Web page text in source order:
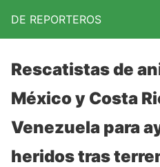
DE REPORTEROS
Rescatistas de
México y Costa
Venezuela para
heridos tras